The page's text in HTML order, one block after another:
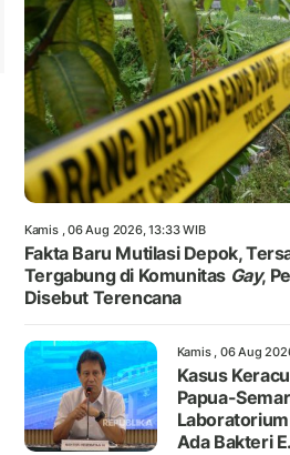
Kamis , 06 Aug 2026, 13:33 WIB
Fakta Baru Mutilasi Depok,
Tergabung di Komunitas Gay,
Disebut Terencana
Kamis , 06 Aug
Kasus
Papua-
Ada Bakteri